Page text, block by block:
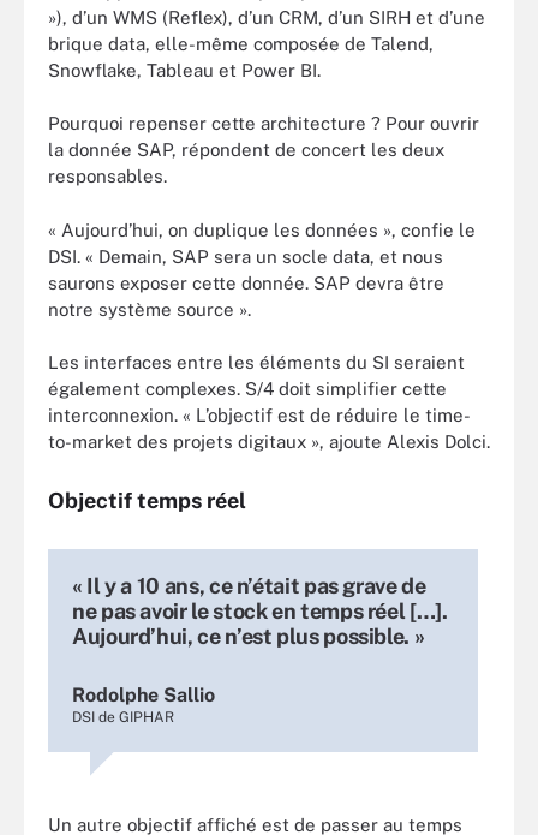
»), d’un WMS (Reflex), d’un CRM, d’un SIRH et d’une
brique data, elle-même composée de Talend,
Snowflake, Tableau et Power BI.
Pourquoi repenser cette architecture ? Pour ouvrir
la donnée SAP, répondent de concert les deux
responsables.
« Aujourd’hui, on duplique les données », confie le
DSI. « Demain, SAP sera un socle data, et nous
saurons exposer cette donnée. SAP devra être
notre système source ».
Les interfaces entre les éléments du SI seraient
également complexes. S/4 doit simplifier cette
interconnexion. « L’objectif est de réduire le time-
to-market des projets digitaux », ajoute Alexis Dolci.
Objectif temps réel
« Il y a 10 ans, ce n’était pas grave de
ne pas avoir le stock en temps réel […].
Aujourd’hui, ce n’est plus possible. »
Rodolphe Sallio
DSI de GIPHAR
Un autre objectif affiché est de passer au temps